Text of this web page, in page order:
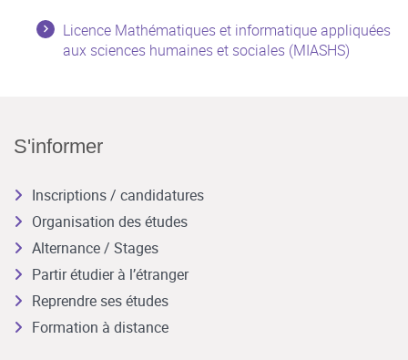
Licence Mathématiques et informatique appliquées
aux sciences humaines et sociales (MIASHS)
S'informer
Inscriptions / candidatures
Organisation des études
Alternance / Stages
Partir étudier à l’étranger
Reprendre ses études
Formation à distance